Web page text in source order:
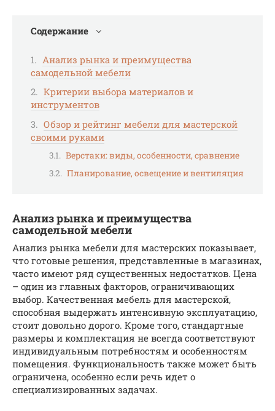
Содержание
Анализ рынка и преимущества
самодельной мебели
Критерии выбора материалов и
инструментов
Обзор и рейтинг мебели для мастерской
своими руками
Верстаки: виды, особенности, сравнение
Планирование, освещение и вентиляция
Анализ рынка и преимущества
самодельной мебели
Анализ рынка мебели для мастерских показывает,
что готовые решения, представленные в магазинах,
часто имеют ряд существенных недостатков. Цена
– один из главных факторов, ограничивающих
выбор. Качественная мебель для мастерской,
способная выдержать интенсивную эксплуатацию,
стоит довольно дорого. Кроме того, стандартные
размеры и комплектация не всегда соответствуют
индивидуальным потребностям и особенностям
помещения. Функциональность также может быть
ограничена, особенно если речь идет о
специализированных задачах.